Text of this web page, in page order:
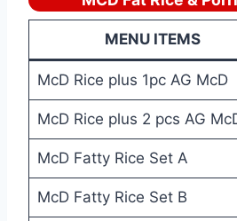
MENU ITEMS
McD Rice plus 1pc AG McD
McD Rice plus 2 pcs AG
McD Fatty Rice Set A
McD Fatty Rice Set B